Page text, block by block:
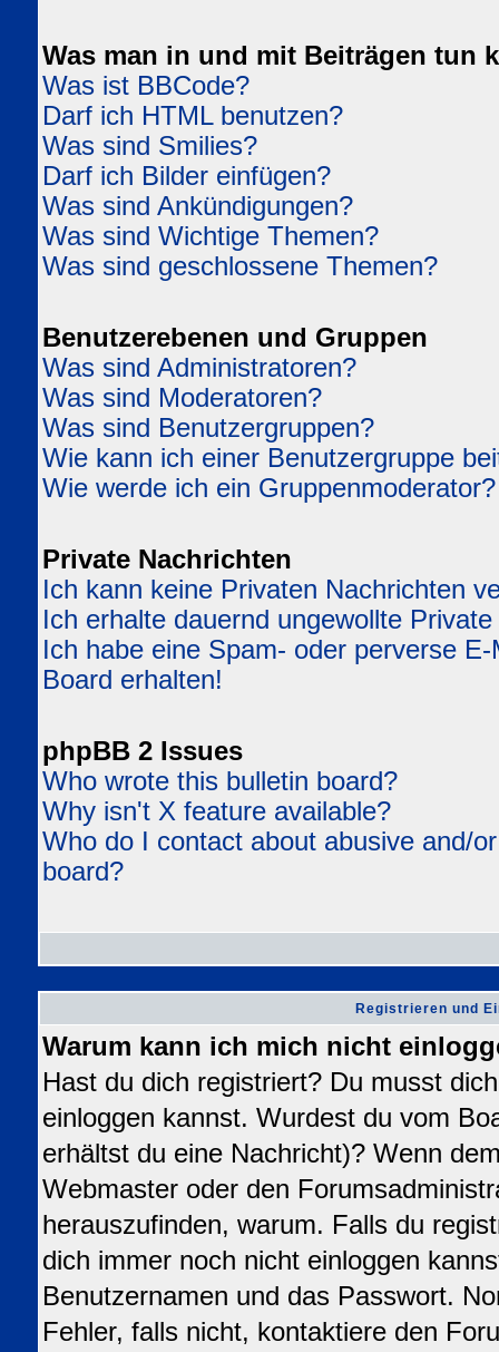
Was man in und mit Beiträgen tun
Was ist BBCode?
Darf ich HTML benutzen?
Was sind Smilies?
Darf ich Bilder einfügen?
Was sind Ankündigungen?
Was sind Wichtige Themen?
Was sind geschlossene Themen?
Benutzerebenen und Gruppen
Was sind Administratoren?
Was sind Moderatoren?
Was sind Benutzergruppen?
Wie kann ich einer Benutzergruppe
Wie werde ich ein Gruppenmoderator?
Private Nachrichten
Ich kann keine Privaten Nachrichten
Ich erhalte dauernd ungewollte
Ich habe eine Spam- oder perverse
Board erhalten!
phpBB 2 Issues
Who wrote this bulletin board?
Why isn't X feature available?
Who do I contact about abusive and/
board?
Registrieren und
Warum kann ich mich nicht
Hast du dich registriert? Du musst
einloggen kannst. Wurdest du vom
erhältst du eine Nachricht)? Wenn
Webmaster oder den
herauszufinden, warum. Falls du
dich immer noch nicht einloggen
Benutzernamen und das Passwort.
Fehler, falls nicht, kontaktiere den